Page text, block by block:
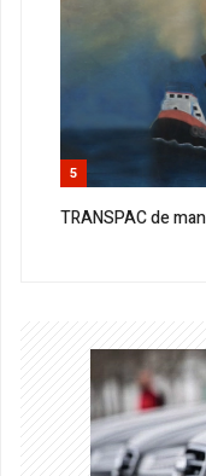
5
TRANSPAC de